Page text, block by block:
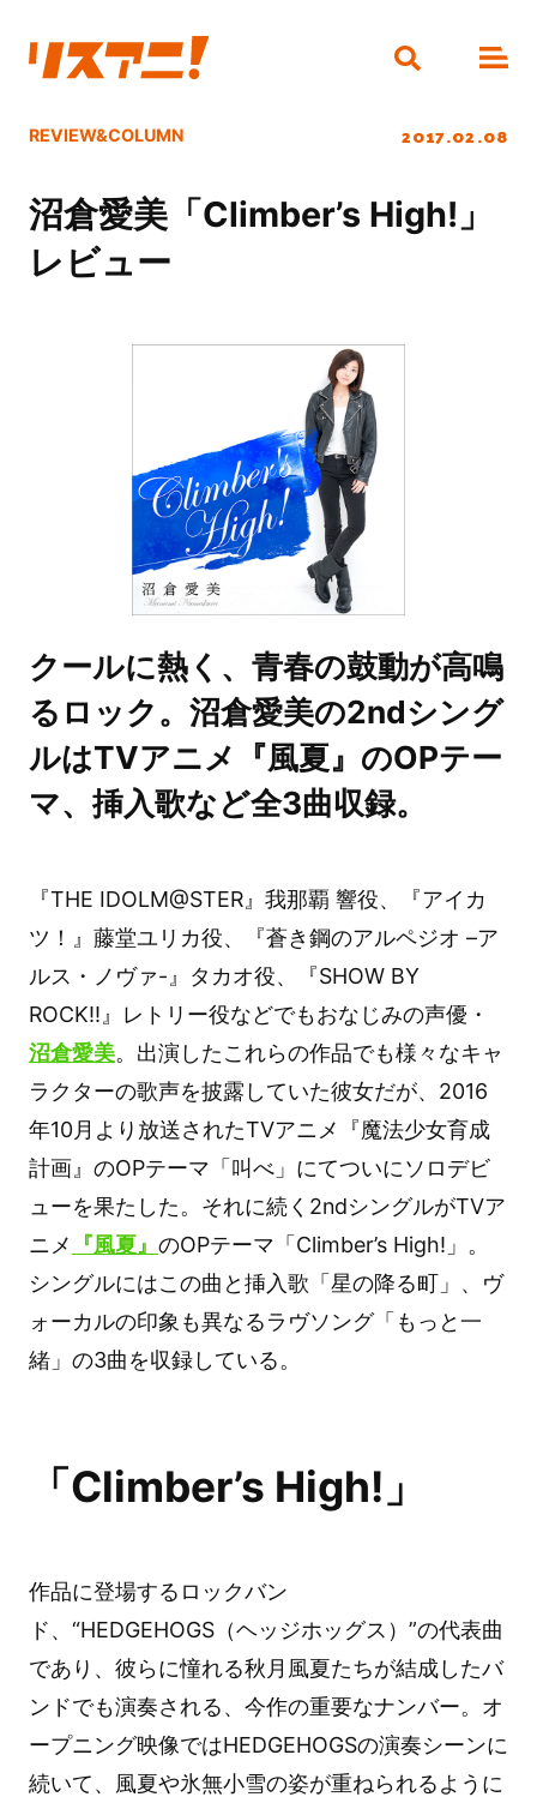
REVIEW&COLUMN 2017.02.08
沼倉愛美「Climber’s High!」
レビュー
クールに熱く、青春の鼓動が高鳴
るロック。沼倉愛美の2ndシング
ルはTVアニメ『風夏』のOPテー
マ、挿入歌など全3曲収録。
『THE IDOLM@STER』我那覇 響役、『アイカ
ツ！』藤堂ユリカ役、『蒼き鋼のアルペジオ –ア
ルス・ノヴァ-』タカオ役、『SHOW BY
ROCK!!』レトリー役などでもおなじみの声優・
沼倉愛美。出演したこれらの作品でも様々なキャ
ラクターの歌声を披露していた彼女だが、2016
年10月より放送されたTVアニメ『魔法少女育成
計画』のOPテーマ「叫べ」にてついにソロデビ
ューを果たした。それに続く2ndシングルがTVア
ニメ
『風夏』 のOPテーマ「Climber’s High!」。
シングルにはこの曲と挿入歌「星の降る町」、ヴ
ォーカルの印象も異なるラヴソング「もっと一
緒」の3曲を収録している。
「Climber’s High!」
作品に登場するロックバン
ド、“HEDGEHOGS（ヘッジホッグス）”の代表曲
であり、彼らに憧れる秋月風夏たちが結成したバ
ンドでも演奏される、今作の重要なナンバー。オ
ープニング映像ではHEDGEHOGSの演奏シーンに
続いて、風夏や氷無小雪の姿が重ねられるように